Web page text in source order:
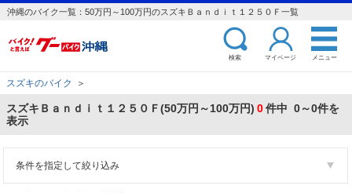
沖縄のバイク一覧：50万円～100万円のスズキＢａｎｄｉｔ１２５０Ｆ一覧
検索 マイページ メニュー
スズキのバイク ＞
スズキＢａｎｄｉｔ１２５０Ｆ(50万円～100万円) 0件中 0～0件を
表示
条件を指定して絞り込み